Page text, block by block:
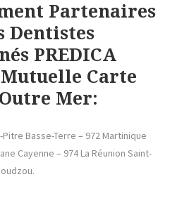
Partenaires
Dentistes
PREDICA
Carte
Mer:
Basse-Terre – 972 Martinique
Cayenne – 974 La Réunion Saint-